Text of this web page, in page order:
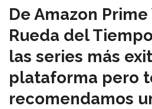
De Amazon
Rueda del
las series más
plataforma pero
recomendamos